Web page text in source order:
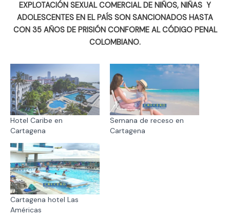
EXPLOTACIÓN SEXUAL COMERCIAL DE NIÑOS, NIÑAS Y
ADOLESCENTES EN EL PAÍS SON SANCIONADOS HASTA
CON 35 AÑOS DE PRISIÓN CONFORME AL CÓDIGO PENAL
COLOMBIANO.
Hotel Caribe en
Cartagena
Semana de receso en
Cartagena
Cartagena hotel Las
Américas